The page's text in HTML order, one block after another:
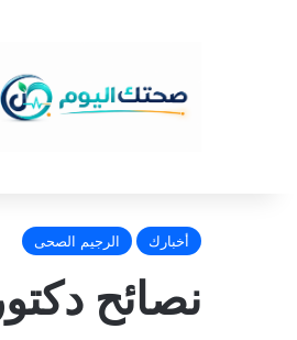
أخبارك الرجيم الصحى
نصائح